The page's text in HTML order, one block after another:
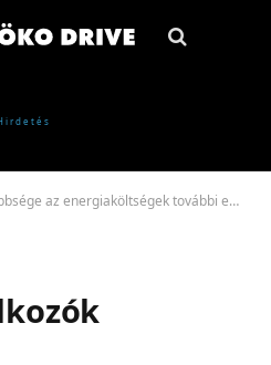
energiaköltségek további emelkedésére számít